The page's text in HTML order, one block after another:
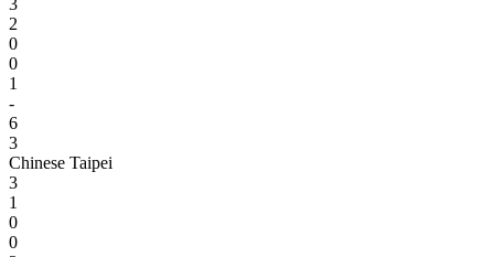
2
0
0
1
-
6
3
Chinese Taipei
3
1
0
0